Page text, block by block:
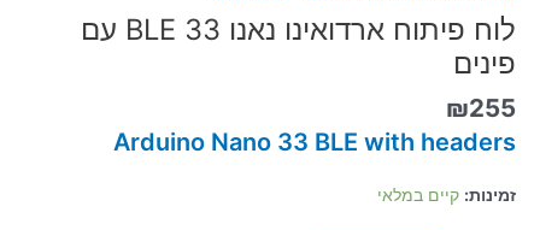
לוח פיתוח ארדואינו נאנו 33 BLE עם
פינים
₪255
Arduino Nano 33 BLE with headers
זמינות: קיים במלאי